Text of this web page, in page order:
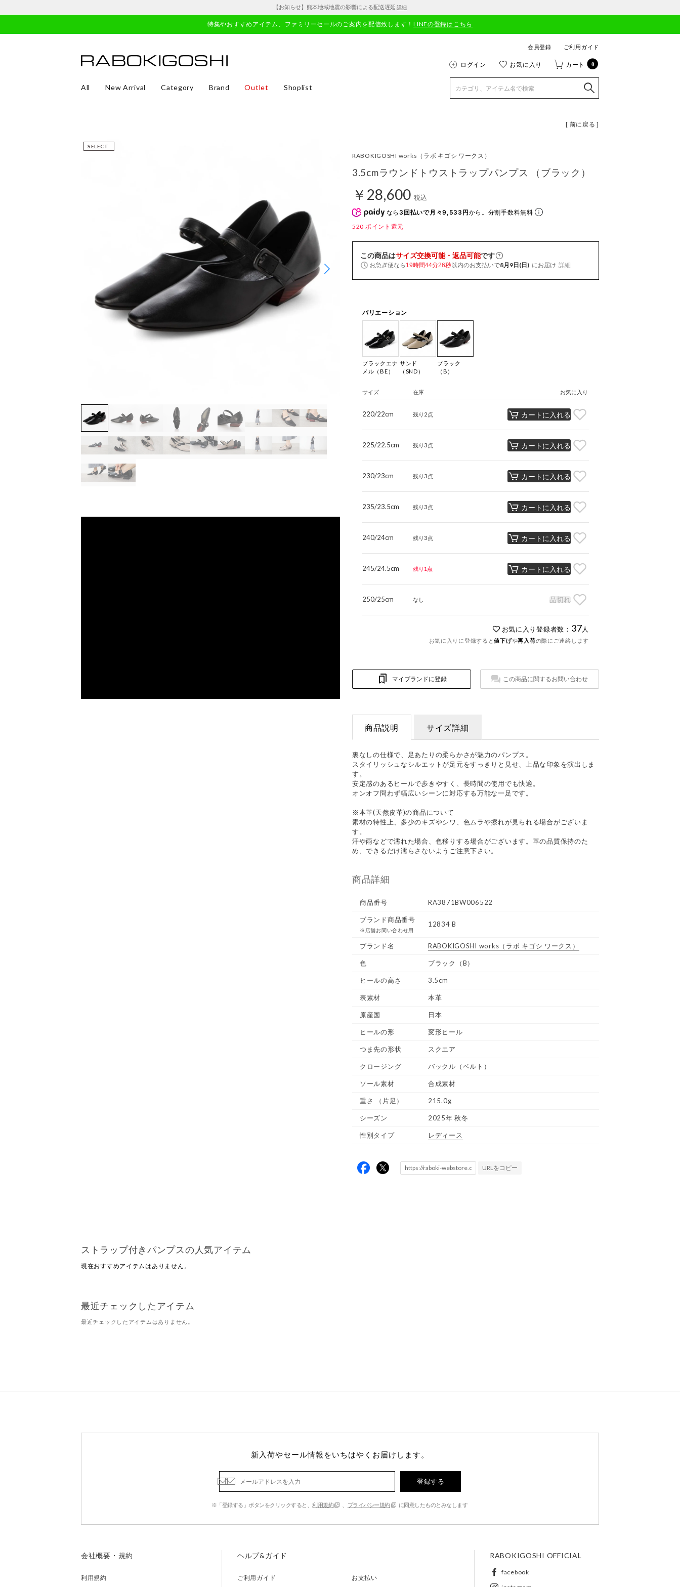
【お知らせ】熊本地域地震の影響による配送遅延 詳細
特集やおすすめアイテム、ファミリーセールのご案内を配信致します！LINEの登録はこちら
会員登録 ご利用ガイド
ログイン お気に入り カート 0
All New Arrival Category Brand Outlet Shoplist
[ 前に戻る ]
RABOKIGOSHI works （ラボ キゴシ ワークス）
3.5cmラウンドトウストラップパンプス （ブラック）
￥28,600 税込
なら 3回払いで月々9,533円から。分割手数料無料
520 ポイント還元
この商品はサイズ交換可能・返品可能です
お急ぎ便なら 19時間44分25秒以内のお支払いで8月9日(日) にお届け 詳細
バリエーション
ブラックエナ
メル（BE）
サンド
（SND）
ブラック
（B）
サイズ 在庫 お気に入り
220/22cm 残り2点 カートに入れる
225/22.5cm 残り3点 カートに入れる
230/23cm 残り3点 カートに入れる
235/23.5cm 残り3点 カートに入れる
240/24cm 残り3点 カートに入れる
245/24.5cm 残り1点 カートに入れる
250/25cm なし 品切れ
お気に入り登録者数： 37 人
お気に入りに登録すると値下げや再入荷の際にご連絡します
マイブランドに登録 この商品に関するお問い合わせ
商品説明 サイズ詳細
裏なしの仕様で、足あたりの柔らかさが魅力のパンプス。
スタイリッシュなシルエットが足元をすっきりと見せ、上品な印象を演出しま
す。
安定感のあるヒールで歩きやすく、長時間の使用でも快適。
オンオフ問わず幅広いシーンに対応する万能な一足です。
※本革(天然皮革)の商品について
素材の特性上、多少のキズやシワ、色ムラや擦れが見られる場合がございま
す。
汗や雨などで濡れた場合、色移りする場合がございます。革の品質保持のた
め、できるだけ濡らさないようご注意下さい。
商品詳細
商品番号 RA3871BW006522
ブランド商品番号
※店舗お問い合わせ用
12834 B
ブランド名 RABOKIGOSHI works （ラボ キゴシ ワークス）
色 ブラック（B）
ヒールの高さ 3.5cm
表素材 本革
原産国 日本
ヒールの形 変形ヒール
つま先の形状 スクエア
クロージング バックル（ベルト）
ソール素材 合成素材
重さ （片足） 215.0g
シーズン 2025年 秋冬
性別タイプ レディース
URLをコピー
ストラップ付きパンプスの人気アイテム
現在おすすめアイテムはありません。
最近チェックしたアイテム
最近チェックしたアイテムはありません。
新入荷やセール情報をいちはやくお届けします。
登録する
※「登録する」ボタンをクリックすると、利用規約 プライバシー規約 に同意したものとみなします
会社概要・規約
利用規約
ヘルプ&ガイド
ご利用ガイド お支払い
RABOKIGOSHI OFFICIAL
facebook